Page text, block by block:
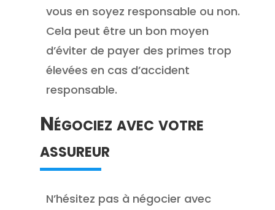
vous en soyez responsable ou non.
Cela peut être un bon moyen
d’éviter de payer des primes trop
élevées en cas d’accident
responsable.
Négociez avec votre
assureur
N’hésitez pas à négocier avec